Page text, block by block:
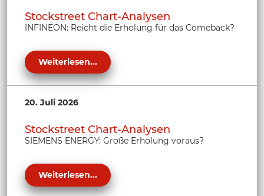
Stockstreet Chart-Analysen
INFINEON: Reicht die Erholung für das Comeback?
Weiterlesen...
20. Juli 2026
Stockstreet Chart-Analysen
SIEMENS ENERGY: Große Erholung voraus?
Weiterlesen...